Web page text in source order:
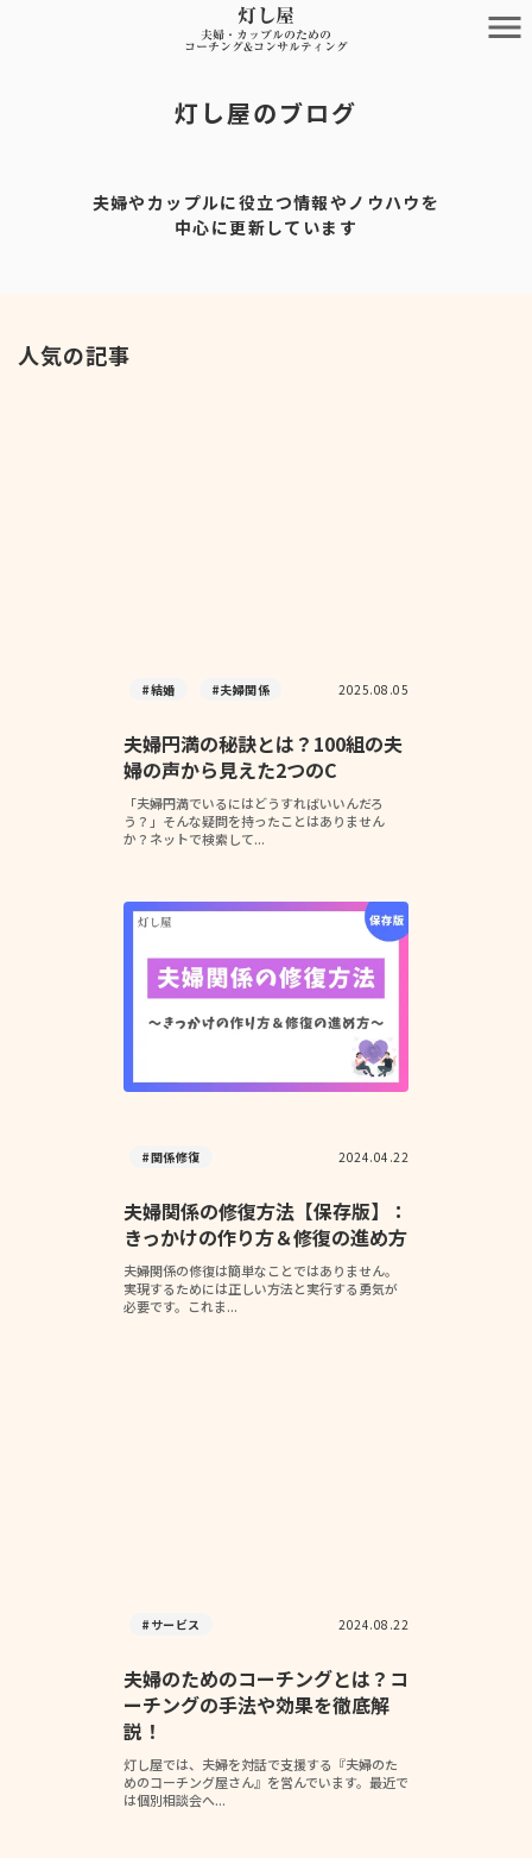
灯し屋
夫婦・カップルのための
コーチング&コンサルティング
灯し屋のブログ
夫婦やカップルに役立つ情報やノウハウを
中心に更新しています
人気の記事
#結婚 #夫婦関係 2025.08.05
夫婦円満の秘訣とは？100組の夫
婦の声から見えた2つのC
「夫婦円満でいるにはどうすればいいんだろ
う？」そんな疑問を持ったことはありません
か？ネットで検索して...
#関係修復 2024.04.22
夫婦関係の修復方法【保存版】：
きっかけの作り方＆修復の進め方
夫婦関係の修復は簡単なことではありません。
実現するためには正しい方法と実行する勇気が
必要です。これま...
#サービス 2024.08.22
夫婦のためのコーチングとは？コ
ーチングの手法や効果を徹底解
説！
灯し屋では、夫婦を対話で支援する『夫婦のた
めのコーチング屋さん』を営んでいます。最近で
は個別相談会へ...
menu